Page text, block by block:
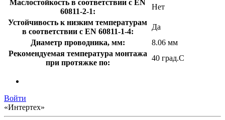
Маслостойкость в соответствии с EN
60811-2-1:
Нет
Устойчивость к низким температурам
в соответствии с EN 60811-1-4:
Да
Диаметр проводника, мм:
8.06 мм
Рекомендуемая температура монтажа
при протяжке по:
40 град.C
Войти
«Интертех»